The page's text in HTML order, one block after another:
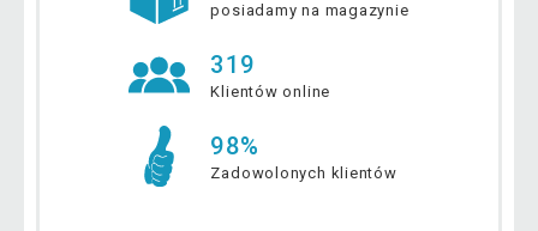
posiadamy na magazynie
319
Klientów online
98%
Zadowolonych klientów